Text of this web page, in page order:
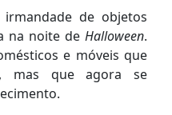
de objetos
na noite de Halloween.
e móveis que
mas que agora se